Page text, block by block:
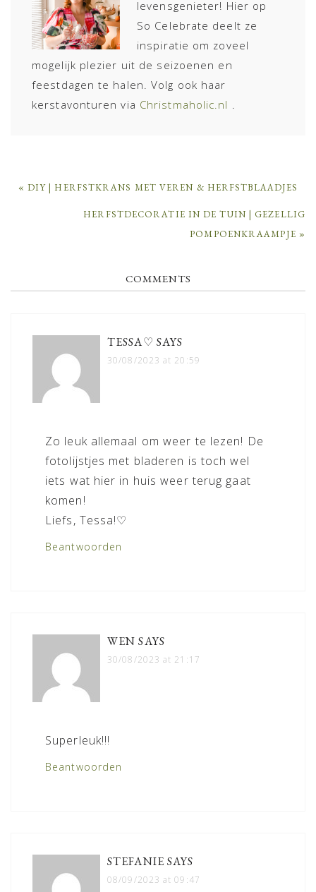
levensgenieter! Hier op
So Celebrate deelt ze
inspiratie om zoveel
mogelijk plezier uit de seizoenen en
feestdagen te halen. Volg ook haar
kerstavonturen via Christmaholic.nl
PREVIOUS
« DIY | HERFSTKRANS MET VEREN & HERFSTBLAADJES
NEXT
HERFSTDECORATIE IN DE TUIN | GEZELLIG
POMPOENKRAAMPJE »
COMMENTS
TESSA♡ SAYS
30/08/2023 at 20:59
Zo leuk allemaal om weer te lezen! De
fotolijstjes met bladeren is toch wel
iets wat hier in huis weer terug gaat
komen!
Liefs, Tessa!♡
Beantwoorden
WEN SAYS
30/08/2023 at 21:17
Superleuk!!!
Beantwoorden
STEFANIE SAYS
08/09/2023 at 09:47